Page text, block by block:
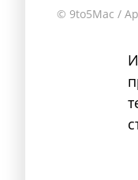
© 9to5Mac /